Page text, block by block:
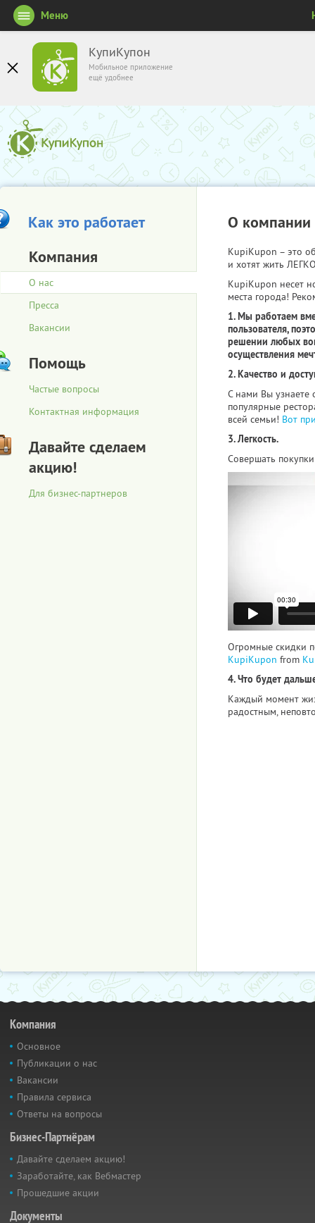
КупиКупон
Мобильное приложение
ещё удобнее
Меню
Как это работает
Компания
О нас
Пресса
Вакансии
Помощь
Частые вопросы
Контактная информация
Давайте сделаем
акцию!
Для бизнес-партнеров
О компании
KupiKupon – это
и хотят жить
KupiKupon несет
места города!
1. Мы работаем
пользователя,
решении любых
осуществления
2. Качество и
С нами Вы узнаете
популярные
всей семьи! Вот
3. Легкость.
Совершать
Огромные скидки
KupiKupon from
4. Что будет
Каждый момент
радостным,
Компания
Основное
Публикации о нас
Вакансии
Правила сервиса
Ответы на вопросы
Бизнес-Партнёрам
Давайте сделаем акцию!
Заработайте, как Вебмастер
Прошедшие акции
Документы